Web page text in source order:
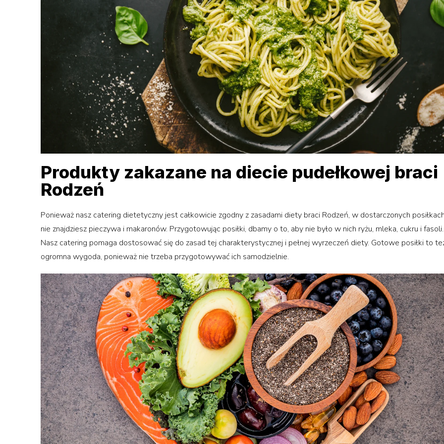
Produkty zakazane na diecie pudełkowej braci
Rodzeń
Ponieważ nasz catering dietetyczny jest całkowicie zgodny z zasadami diety braci Rodzeń, w dostarczonych
nie znajdziesz pieczywa i makaronów. Przygotowując posiłki, dbamy o to, aby nie było w nich ryżu, mleka, cukru i fasoli.
Nasz catering pomaga dostosować się do zasad tej charakterystycznej i pełnej wyrzeczeń diety. Gotowe posiłki to
ogromna wygoda, ponieważ nie trzeba przygotowywać ich samodzielnie.